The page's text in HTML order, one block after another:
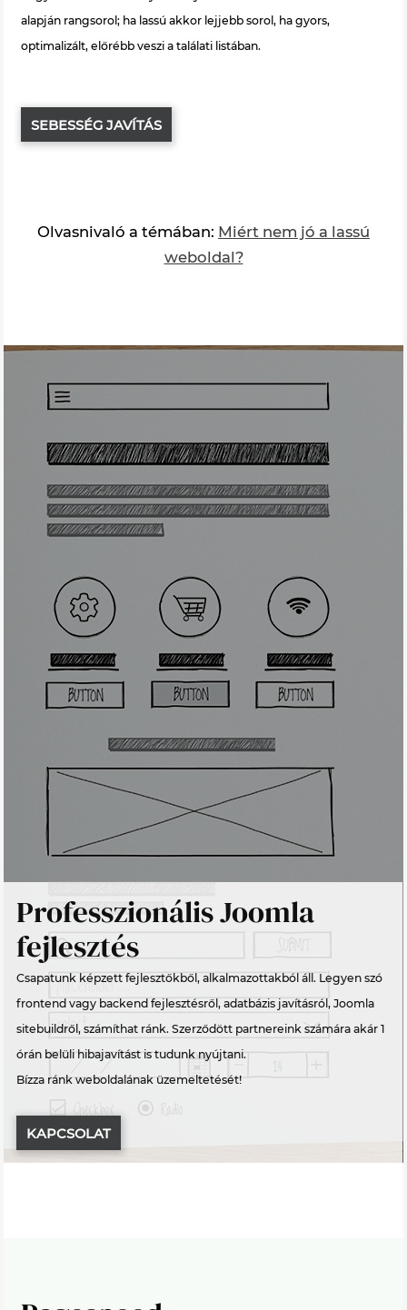
alapján rangsorol; ha lassú akkor lejjebb sorol, ha gyors,
optimalizált, előrébb veszi a találati listában.
SEBESSÉG JAVÍTÁS
Olvasnivaló a témában: Miért nem jó a lassú
weboldal?
Professzionális Joomla
fejlesztés
Csapatunk képzett fejlesztőkből, alkalmazottakból áll. Legyen szó
frontend vagy backend fejlesztésről, adatbázis javításról, Joomla
sitebuildről, számíthat ránk. Szerződött partnereink számára akár 1
órán belüli hibajavítást is tudunk nyújtani.
Bízza ránk weboldalának üzemeltetését!
KAPCSOLAT